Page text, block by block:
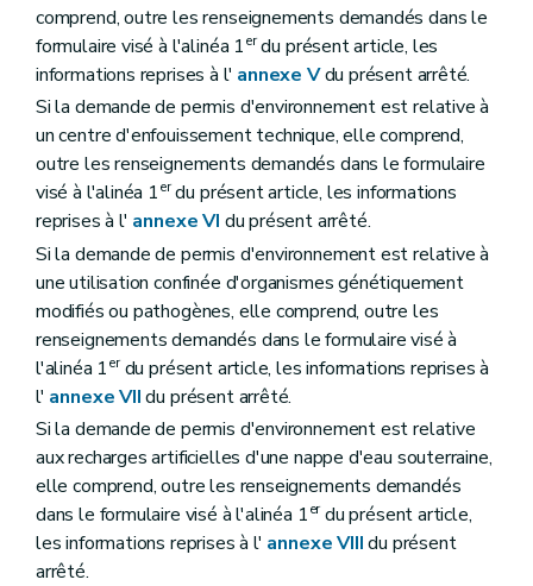
comprend, outre les renseignements demandés dans le
formulaire visé à l'alinéa 1erdu présent article, les
informations reprises à l' annexe Vdu présent arrêté.
Si la demande de permis d'environnement est relative à
un centre d'enfouissement technique, elle comprend,
outre les renseignements demandés dans le formulaire
visé à l'alinéa 1erdu présent article, les informations
reprises à l' annexe VI du présent arrêté.
Si la demande de permis d'environnement est relative à
une utilisation confinée d'organismes génétiquement
modifiés ou pathogènes, elle comprend, outre les
renseignements demandés dans le formulaire visé à
l'alinéa 1erdu présent article, les informations reprises à
l' annexe VIIdu présent arrêté.
Si la demande de permis d'environnement est relative
aux recharges artificielles d'une nappe d'eau souterraine,
elle comprend, outre les renseignements demandés
dans le formulaire visé à l'alinéa 1erdu présent article,
les informations reprises à l' annexe VIIIdu présent
arrêté.